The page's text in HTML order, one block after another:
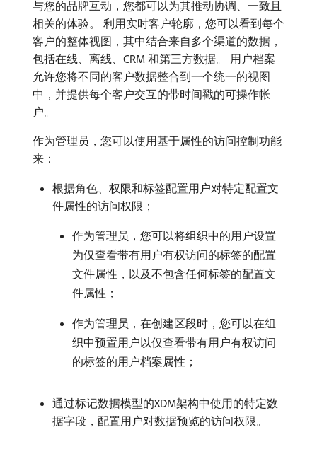
与您的品牌互动，您都可以为其推动协调、一致且
相关的体验。 利用实时客户轮廓，您可以看到每个
客户的整体视图，其中结合来自多个渠道的数据，
包括在线、离线、CRM 和第三方数据。 用户档案
允许您将不同的客户数据整合到一个统一的视图
中，并提供每个客户交互的带时间戳的可操作帐
户。
作为管理员，您可以使用基于属性的访问控制功能
来：
根据角色、权限和标签配置用户对特定配置文
件属性的访问权限；
作为管理员，您可以将组织中的用户设置
为仅查看带有用户有权访问的标签的配置
文件属性，以及不包含任何标签的配置文
件属性；
作为管理员，在创建区段时，您可以在组
织中预置用户以仅查看带有用户有权访问
的标签的用户档案属性；
通过标记数据模型的XDM架构中使用的特定数
据字段，配置用户对数据预览的访问权限。